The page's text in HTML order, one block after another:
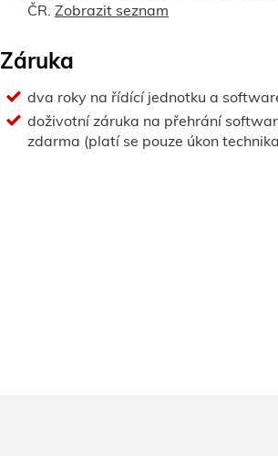
ČR. Zobrazit seznam
Záruka
dva roky na řídící jednotku a
doživotní záruka na přehrání
zdarma (platí se pouze úkon